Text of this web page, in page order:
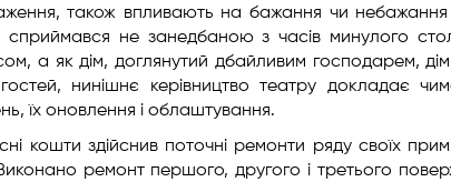
також впливають на бажання чи небажання
не занедбаною з часів минулого
а як дім, доглянутий дбайливим господарем,
нинішнє керівництво театру докладає
їх оновлення і облаштування.
кошти здійснив поточні ремонти ряду своїх
ремонт першого, другого і третього